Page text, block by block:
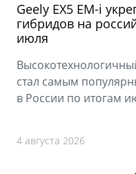
Geely EX5 EM-i
гибридов на
июля
стал самым
в России по итогам
4 августа 2026